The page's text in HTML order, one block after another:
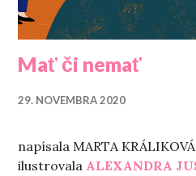
Mať či nemať
29. NOVEMBRA 2020
napísala MARTA KRÁLIKOVÁ
ilustrovala ALEXANDRA